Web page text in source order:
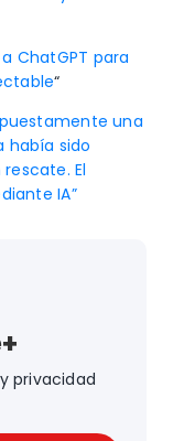
ChatGPT para
“
una
había sido
El
IA”
privacidad